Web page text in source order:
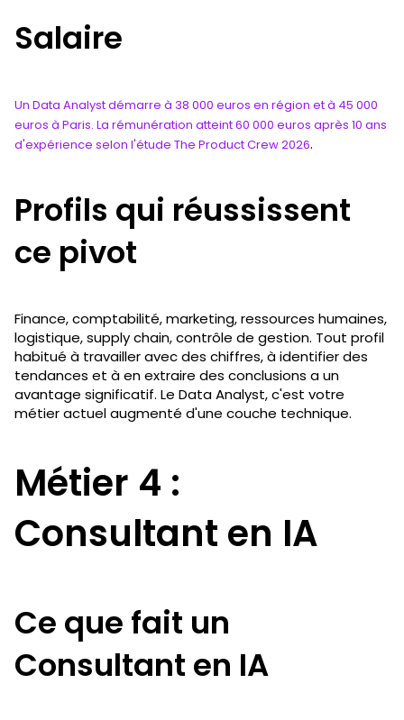
Salaire
Un Data Analyst démarre à 38 000 euros en région et à 45 000
euros à Paris. La rémunération atteint 60 000 euros après 10 ans
d'expérience selon l'étude The Product Crew 2026.
Profils qui réussissent
ce pivot
Finance, comptabilité, marketing, ressources humaines,
logistique, supply chain, contrôle de gestion. Tout profil
habitué à travailler avec des chiffres, à identifier des
tendances et à en extraire des conclusions a un
avantage significatif. Le Data Analyst, c'est votre
métier actuel augmenté d'une couche technique.
Métier 4 :
Consultant en IA
Ce que fait un
Consultant en IA